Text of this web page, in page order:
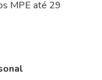
MPE até 29